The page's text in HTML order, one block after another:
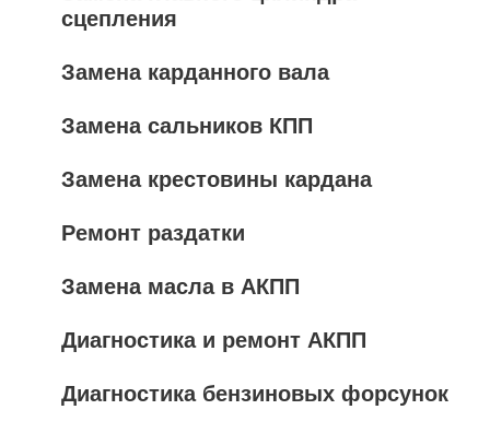
сцепления
Замена карданного вала
Замена сальников КПП
Замена крестовины кардана
Ремонт раздатки
Замена масла в АКПП
Диагностика и ремонт АКПП
Диагностика бензиновых форсунок